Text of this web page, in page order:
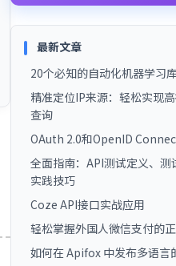
最新文章
20个必知的自动化机器学习
精准定位IP来源：轻松实现
查询
OAuth 2.0和OpenID
全面指南：API测试定义、测
实践技巧
Coze API接口实战应用
轻松掌握外国人微信支付的
如何在 Apifox 中发布多语言